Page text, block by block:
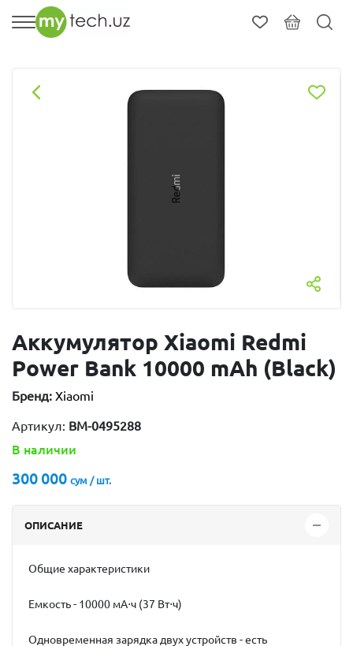
Аккумулятор Xiaomi Redmi
Power Bank 10000 mAh (Black)
Бренд: Xiaomi
Артикул: BM-0495288
В наличии
300 000 сум / шт.
ОПИСАНИЕ
Общие характеристики
Емкость - 10000 мА⋅ч (37 Вт⋅ч)
Одновременная зарядка двух устройств - есть